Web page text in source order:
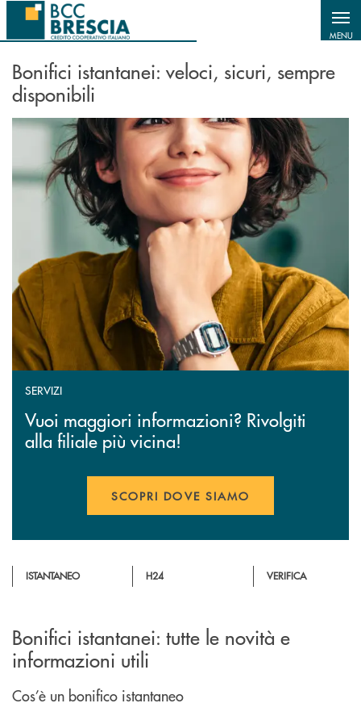
Salta al contenuto principale
MENU
Bonifici istantanei: veloci, sicuri, sempre
disponibili
SERVIZI
Vuoi maggiori informazioni? Rivolgiti
alla filiale più vicina!
SCOPRI DOVE SIAMO
ISTANTANEO H24 VERIFICA
Bonifici istantanei: tutte le novità e
informazioni utili
Cos’è un bonifico istantaneo